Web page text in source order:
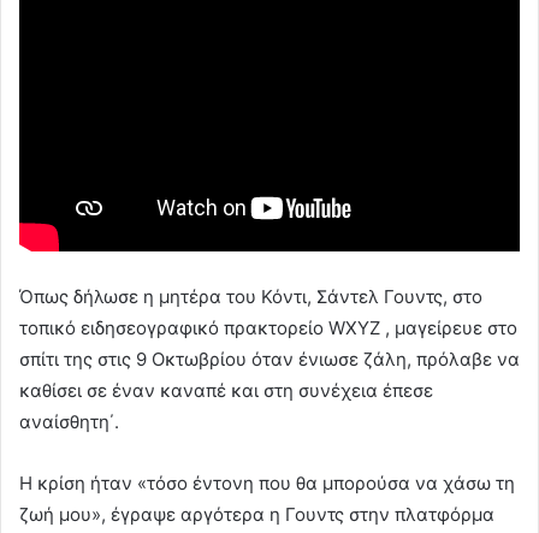
Όπως δήλωσε η μητέρα του Κόντι, Σάντελ Γουντς, στο
τοπικό ειδησεογραφικό πρακτορείο WXYZ , μαγείρευε στο
σπίτι της στις 9 Οκτωβρίου όταν ένιωσε ζάλη, πρόλαβε να
καθίσει σε έναν καναπέ και στη συνέχεια έπεσε
αναίσθητη΄.
Η κρίση ήταν «τόσο έντονη που θα μπορούσα να χάσω τη
ζωή μου», έγραψε αργότερα η Γουντς στην πλατφόρμα